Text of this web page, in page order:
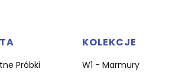
Próbki
KOLEKCJE
W1 - Marmury